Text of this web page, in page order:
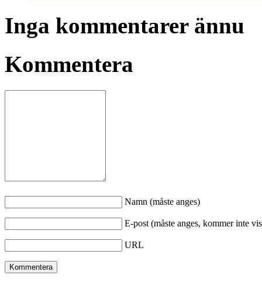
Inga kommentarer ännu
Kommentera
Namn (måste anges)
E-post (måste anges, kommer inte
URL